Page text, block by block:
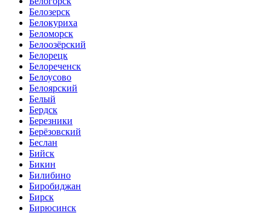
Белозерск
Белокуриха
Беломорск
Белоозёрский
Белорецк
Белореченск
Белоусово
Белоярский
Белый
Бердск
Березники
Берёзовский
Беслан
Бийск
Бикин
Билибино
Биробиджан
Бирск
Бирюсинск